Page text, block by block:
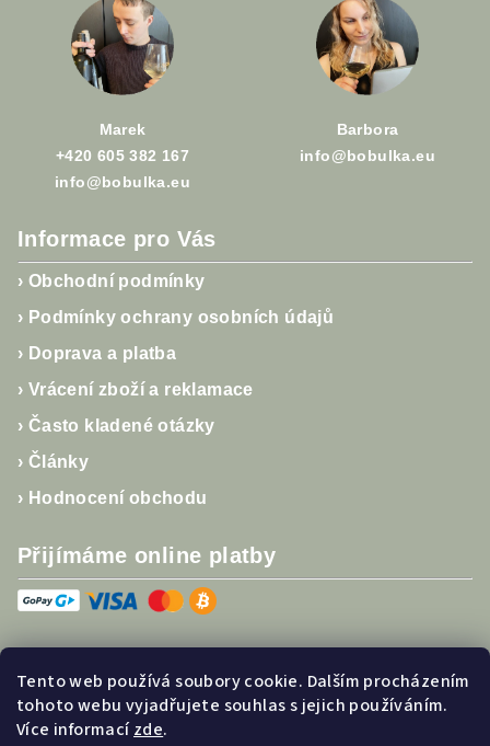
Tento web používá soubory cookie. Dalším procházením
tohoto webu vyjadřujete souhlas s jejich používáním.
Více informacízde.
Marek
+420 605 382 167
info@bobulka.eu
Barbora
info@bobulka.eu
Informace pro Vás
› Obchodní podmínky
› Podmínky ochrany osobních údajů
› Doprava a platba
› Vrácení zboží a reklamace
› Často kladené otázky
› Články
› Hodnocení obchodu
Přijímáme online platby
Sledujte nás